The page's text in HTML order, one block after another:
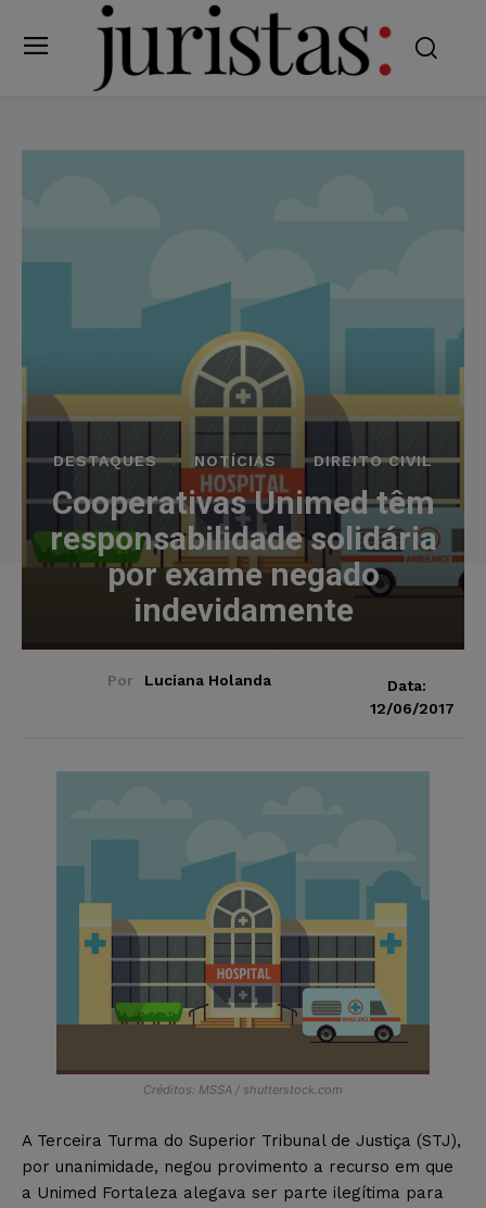
DESTAQUES NOTÍCIAS DIREITO CIVIL
Cooperativas Unimed têm
responsabilidade solidária
por exame negado
indevidamente
Por Luciana Holanda
Data:
12/06/2017
Créditos: MSSA / shutterstock.com
A Terceira Turma do Superior Tribunal de Justiça (STJ),
por unanimidade, negou provimento a recurso em que
a Unimed Fortaleza alegava ser parte ilegítima para